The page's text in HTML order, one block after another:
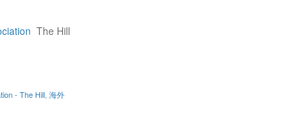
The Hill
- The Hill 海外